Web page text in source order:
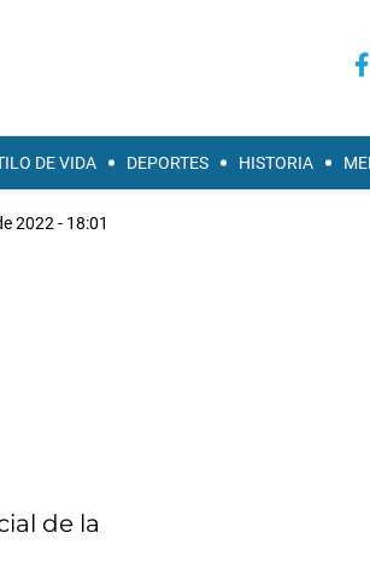
DE VIDA DEPORTES HISTORIA
2022 - 18:01
de la